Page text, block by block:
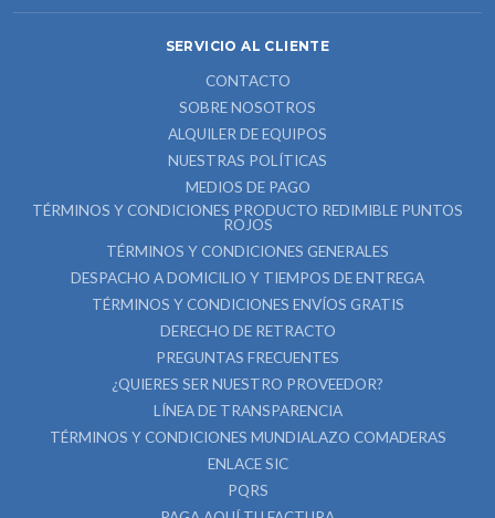
SERVICIO AL CLIENTE
CONTACTO
SOBRE NOSOTROS
ALQUILER DE EQUIPOS
NUESTRAS POLÍTICAS
MEDIOS DE PAGO
TÉRMINOS Y CONDICIONES PRODUCTO REDIMIBLE PUNTOS
ROJOS
TÉRMINOS Y CONDICIONES GENERALES
DESPACHO A DOMICILIO Y TIEMPOS DE ENTREGA
TÉRMINOS Y CONDICIONES ENVÍOS GRATIS
DERECHO DE RETRACTO
PREGUNTAS FRECUENTES
¿QUIERES SER NUESTRO PROVEEDOR?
LÍNEA DE TRANSPARENCIA
TÉRMINOS Y CONDICIONES MUNDIALAZO COMADERAS
ENLACE SIC
PQRS